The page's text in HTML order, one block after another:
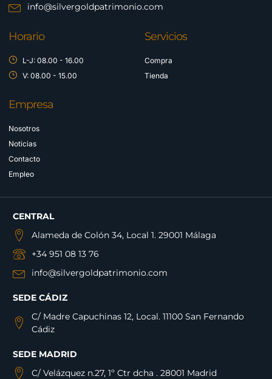
info@silvergoldpatrimonio.com
Horario
L-J: 08.00 - 16.00
V: 08.00 - 15.00
Servicios
Compra
Tienda
Empresa
Nosotros
Noticias
Contacto
Empleo
CENTRAL
Alameda de Colón 34, Local 1. 29001 Málaga
+34 951 08 13 76
info@silvergoldpatrimonio.com
SEDE CÁDIZ
C/ Madre Capuchinas 12, Local. 11100 San Fernando
Cádiz
SEDE MADRID
C/ Velázquez n.27, 1º Ctr dcha . 28001 Madrid